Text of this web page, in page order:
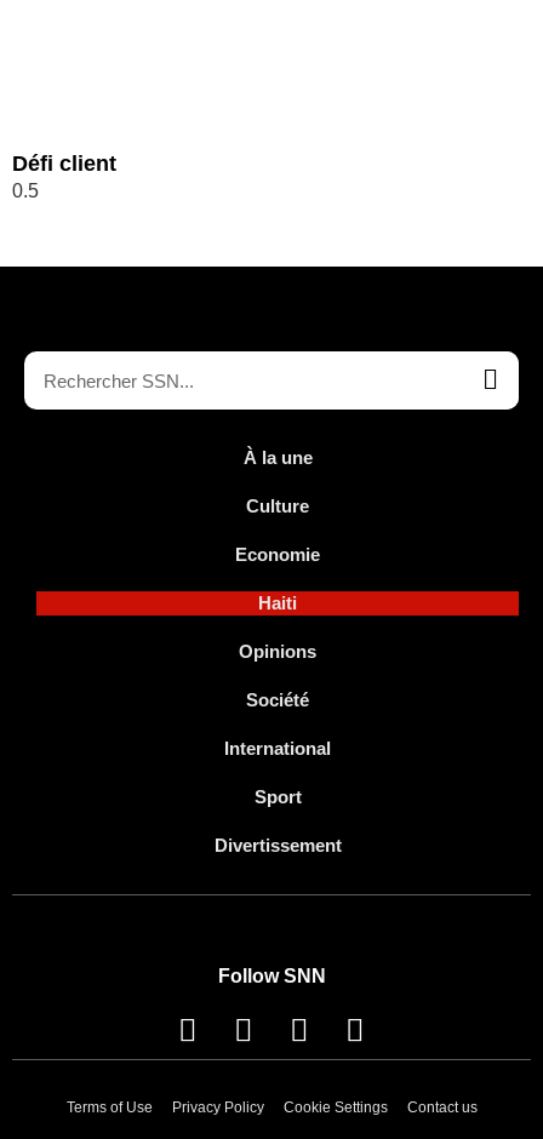
Défi client
À la une
Culture
Economie
Haiti
Opinions
Société
International
Sport
Divertissement
Follow SNN
Terms of Use Privacy Policy Cookie Settings Contact us